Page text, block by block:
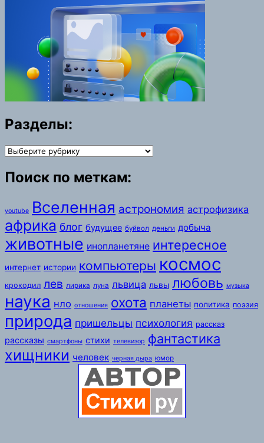
Разделы:
Разделы:
Поиск по меткам:
youtube Вселенная астрономия астрофизика
африка блог будущее буйвол деньги добыча
животные инопланетяне интересное
интернет истории компьютеры космос
крокодил лев лирика луна львица львы любовь музыка
наука нло отношения охота планеты политика поэзия
природа пришельцы психология рассказ
рассказы смартфоны стихи телевизор фантастика
хищники человек черная дыра юмор